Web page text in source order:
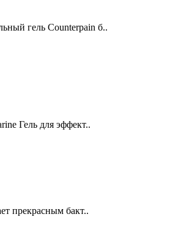
гель Counterpain б..
Гель для эффект..
прекрасным бакт..